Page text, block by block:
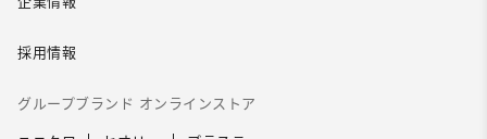
採用情報
グループブランド オンラインストア